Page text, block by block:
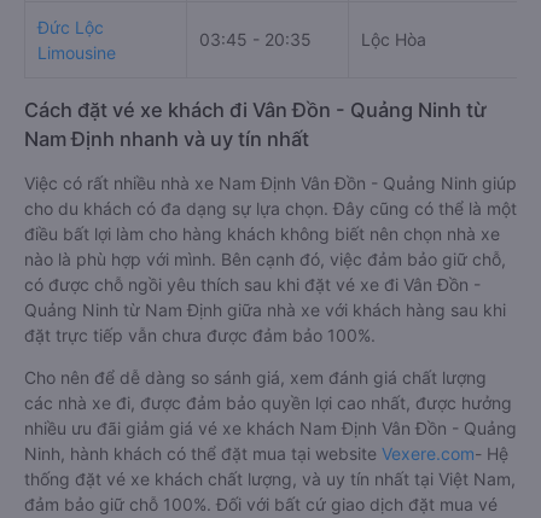
Đức Lộc
Limousine
03:45 - 20:35 Lộc Hòa
Cách đặt vé xe khách đi Vân Đồn - Quảng Ninh từ
Nam Định nhanh và uy tín nhất
Việc có rất nhiều nhà xe Nam Định Vân Đồn - Quảng Ninh giúp
cho du khách có đa dạng sự lựa chọn. Đây cũng có thể là một
điều bất lợi làm cho hàng khách không biết nên chọn nhà xe
nào là phù hợp với mình. Bên cạnh đó, việc đảm bảo giữ chỗ,
có được chỗ ngồi yêu thích sau khi đặt vé xe đi Vân Đồn -
Quảng Ninh từ Nam Định giữa nhà xe với khách hàng sau khi
đặt trực tiếp vẫn chưa được đảm bảo 100%.
Cho nên để dễ dàng so sánh giá, xem đánh giá chất lượng
các nhà xe đi, được đảm bảo quyền lợi cao nhất, được hưởng
nhiều ưu đãi giảm giá vé xe khách Nam Định Vân Đồn - Quảng
Ninh, hành khách có thể đặt mua tại website Vexere.com- Hệ
thống đặt vé xe khách chất lượng, và uy tín nhất tại Việt Nam,
đảm bảo giữ chỗ 100%. Đối với bất cứ giao dịch đặt mua vé